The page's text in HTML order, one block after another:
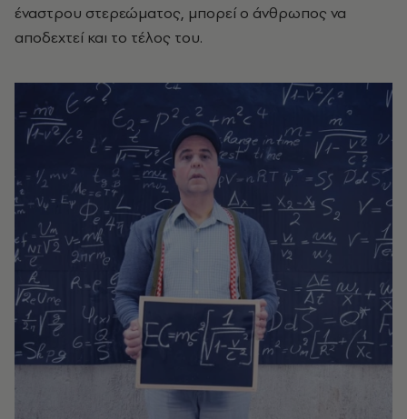
έναστρου στερεώματος, μπορεί ο άνθρωπος να
αποδεχτεί και το τέλος του.